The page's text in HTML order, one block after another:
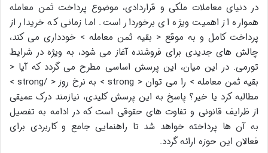
در دنیای معاملات ملکی و قراردادی، موضوع پرداخت ثمن معامله
همواره از اهمیت ویژه ای برخوردار است. اما زمانی که خریدار از
پرداخت کامل و به موقع < بقیه ثمن معامله > خودداری می کند،
چالش های جدیدی برای فروشنده آغاز می شود، به ویژه در شرایط
تورمی. در این میان، این پرسش اساسی مطرح می گردد که آیا <
بقیه ثمن معامله > را می توان < strong > به نرخ روز < /strong >
مطالبه کرد یا خیر؟ پاسخ به این پرسش کلیدی، نیازمند درک عمیقی
از ظرایف قانونی و تفاوت های حقوقی است که در ادامه به تفصیل
به آن ها پرداخته خواهد شد تا راهنمایی جامع و کاربردی برای
فعالان این حوزه ارائه گردد.